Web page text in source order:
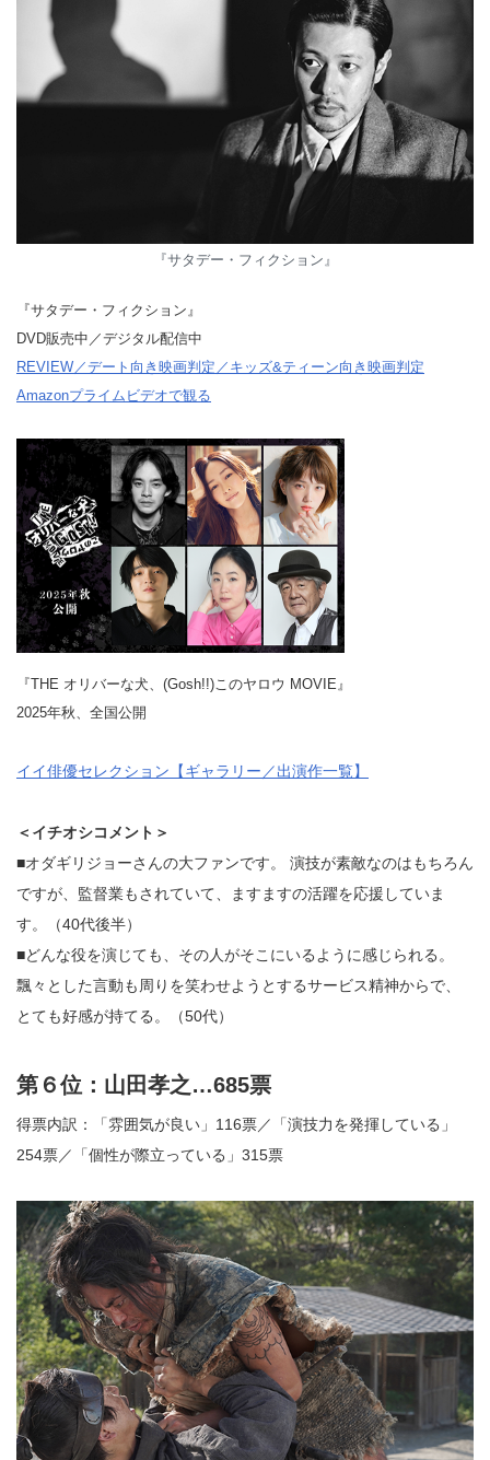
『サタデー・フィクション』
『サタデー・フィクション』
DVD販売中／デジタル配信中
REVIEW／デート向き映画判定／キッズ&ティーン向き映画判定
Amazonプライムビデオで観る
『THE オリバーな犬、(Gosh!!)このヤロウ MOVIE』
2025年秋、全国公開
イイ俳優セレクション【ギャラリー／出演作一覧】
＜イチオシコメント＞
■オダギリジョーさんの大ファンです。 演技が素敵なのはもちろん
ですが、監督業もされていて、ますますの活躍を応援していま
す。（40代後半）
■どんな役を演じても、その人がそこにいるように感じられる。
飄々とした言動も周りを笑わせようとするサービス精神からで、
とても好感が持てる。（50代）
第６位：山田孝之…685票
得票内訳：「雰囲気が良い」116票／「演技力を発揮している」
254票／「個性が際立っている」315票